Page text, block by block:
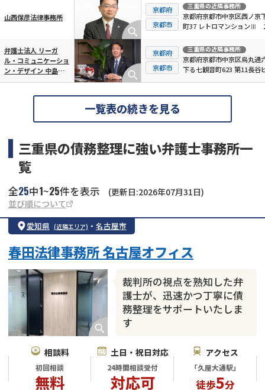
山西保彦法律事務所
京都府
京都市
三重県の近隣事務所
京都府京都市中京区西ノ京
町37 レトロマンションⅢ
弁護士法人 リーガ
ル・コミュニケーショ
ン・デザイン 中島宏
樹法律事務所
京都府
京都市
三重県の近隣事務所
京都府京都市中京区烏丸通
下る七観音町623 第11長谷
一覧表の続きを見る
三重県の債務整理に強い弁護士事務所一
覧
全25中1~25件を表示
(更新日:2026年07月31日)
並び順について
愛知県 (近隣エリア) ・ 名古屋市
裁判所の視点を熟知した弁
護士が、迅速かつ丁寧に債
務整理をサポートいたしま
す
春田法律事務所 名古屋オフィス
相談料
初回相談
無料
土日・祝日対応
24時間相談受付
対応可
アクセス
「久屋大通駅」
徒歩5分